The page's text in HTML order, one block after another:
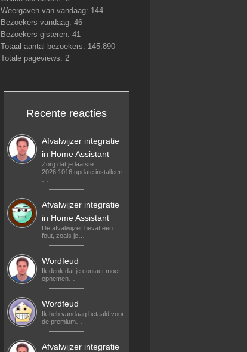
Weergaven van vandaag: 144
Bezoekers vandaag:46
Bezoekers gisteren:41
Totaal aantal bezoekers: 145.890
Totale pageviews: 2
Recente reacties
Afvalwijzer integratie
in Home Assistant
Zorg dat je laatste
2026.1016 update installeert.
Afvalwijzer integratie
in Home Assistant
De afvalwijzer bevat een
fout, zoals je…
Wordfeud
Ik denk dat je contact moet
opnemen…
Wordfeud
Ik heb vandaag betaald voor
de premium…
Afvalwijzer integratie